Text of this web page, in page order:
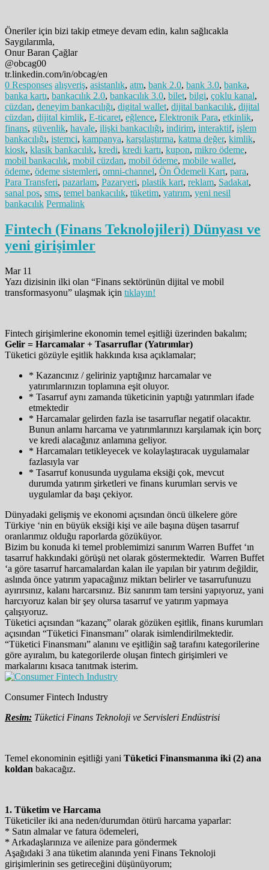
Öneriler için bizi takip etmeye devam edin, kalın sağlıcakla
Saygılarımla,
Onur Baran Çağlar
@obcag00
tr.linkedin.com/in/obcag/en
0 Responses alışveriş, asistanlık, atm, bank 2.0, bank 3.0, banka,
banka kartı, bankacılık 2.0, bankacılık 3.0, bilet, bilgi, çoklu kanal,
cüzdan, deneyim bankacılığı, digital wallet, dijital bankacılık, dijital
cüzdan, dijital kimlik, E-ticaret, eğlence, Elektronik Para, etkinlik,
finans, güvenlik, havale, ilişki bankacılığı, indirim, interaktif, işlem
bankacılığı, istemci, kampanya, karşılaştırma, katma değer, kimlik,
kiosk, klasik bankacılık, kredi, kredi kartı, kupon, mikro ödeme,
mobil bankacılık, mobil cüzdan, mobil ödeme, mobile wallet,
ödeme, ödeme sistemleri, omni-channel, Ön Ödemeli Kart, para,
Para Transferi, pazarlam, Pazaryeri, plastik kart, reklam, Sadakat,
sanal pos, sms, temel bankacılık, tüketim, yatırım, yeni nesil
bankacılık Permalink
Fintech (Finans Teknolojileri) Dünyası ve
yeni girişimler
Mar 11
Yazı dizisinin ilki olan “Finans sektörünün dijital ve mobil
transformasyonu” ulaşmak için tıklayın!
Fintech girişimlerine ekonomin temel eşitliği üzerinden bakalım;
Gelir = Harcamalar + Tasarruflar (Yatırımlar)
Tüketici gözüyle eşitlik hakkında kısa açıklamalar;
* Kazancınız / geliriniz yaptığınız harcamalar ve
yatırımlarınızın toplamına eşit oluyor.
* Tasarruf aynı zamanda tüketicinin yaptığı yatırımları ifade
etmektedir
* Harcamalar gelirden fazla ise tasarruflar negatif olacaktır.
Bunun anlamı harcama ve yatırımlarınızı karşılamak için borç
ve kredi alacağınız anlamına geliyor.
* Harcamaları tetikleyecek ve kolaylaştıracak uygulamalar
fazlasıyla var
* Tasarruf konusunda uygulama eksiği çok, mevcut
durumda yatırım şirketleri ve finans kurumları servis ve
uygulamlar da başı çekiyor.
Dünyadaki gelişmiş ve ekonomi açısından öncü ülkelere göre
Türkiye ‘nin en büyük eksiği kişi ve aile başına düşen tasarruf
oranlarımız olduğu raporlarda gözüküyor.
Bizim bu konuda ki temel problemimizi sanırım Warren Buffet ‘ın
tasarruf hakkındaki görüşü net olarak göstermektedir. Warren Buffet
‘a göre tasarruf harcamalardan kalan ile yapılan bir yatırım değildir,
aslında önce yatırım yapacağınız miktarı belirler ve tasarrufunuzu
ayırırsınız, kalanı harcarsınız. Biz sanırım tam tersini yapıyoruz, yani
harcıyoruz kalan bir şey olursa tasarruf ve yatırım yapmaya
çalışıyoruz.
Tüketici açısından “kazanç” olarak gözüken eşitlik, finans kurumları
açısından “Tüketici Finansmanı” olarak isimlendirilmektedir.
“Tüketici Finansmanı” alanını ve eşitliğin sağ tarafını kategorilerine
göre ayıralım, bu kategorilerde oluşan fintech girişimleri ve
markalarını kısaca tanıtmak isterim.
Consumer Fintech Industry
Resim: Tüketici Finans Teknoloji ve Servisleri Endüstrisi
Temel ekonominin eşitliği yani Tüketici Finansmanına iki (2) ana
koldan bakacağız.
1. Tüketim ve Harcama
Tüketiciler iki ana neden/durumdan ötürü harcama yaparlar:
* Satın almalar ve fatura ödemeleri,
* Arkadaşlarınıza ve ailenize para göndermek
Aşağıdaki 3 ana tüketim alanında yeni Finans Teknoloji
girişimlerinin ses getireceğini düşünüyorum;